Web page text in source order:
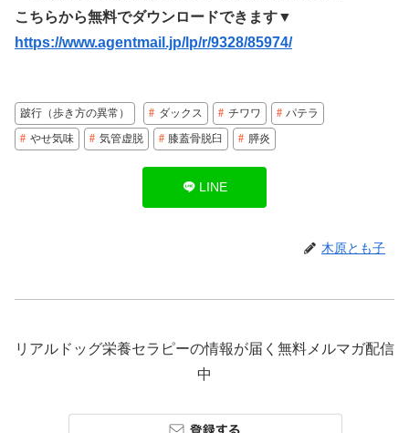
こちらから無料でダウンロードできます▼
https://www.agentmail.jp/lp/r/9328/85974/
跛行（歩き方の異常） ダックス チワワ
パテラ
やせ気味
気管虚脱 膝蓋骨脱臼 膵炎
LINE
木原とも子
リアルドッグ栄養セラピーの情報が届く無料メルマガ配信
中